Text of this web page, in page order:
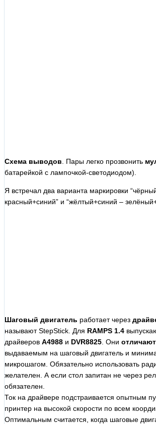
Схема выводов . Пары легко прозвонить
батарейкой с лампочкой-светодиодом).
Я встречал два варианта маркировки
красный+синий” и “жёлтый+синий –
Шаговый двигатель работает через
называют StepStick. Для RAMPS 1.4
драйверов A4988 и DVR8825 . Они
выдаваемым на шаговый двигатель и
микрошагом. Обязательно использовать
желателен. А если стол запитан не через
обязателен.
Ток на драйвере подстраивается опытным
принтер на высокой скорости по всем
Оптимальным считается, когда шаговые